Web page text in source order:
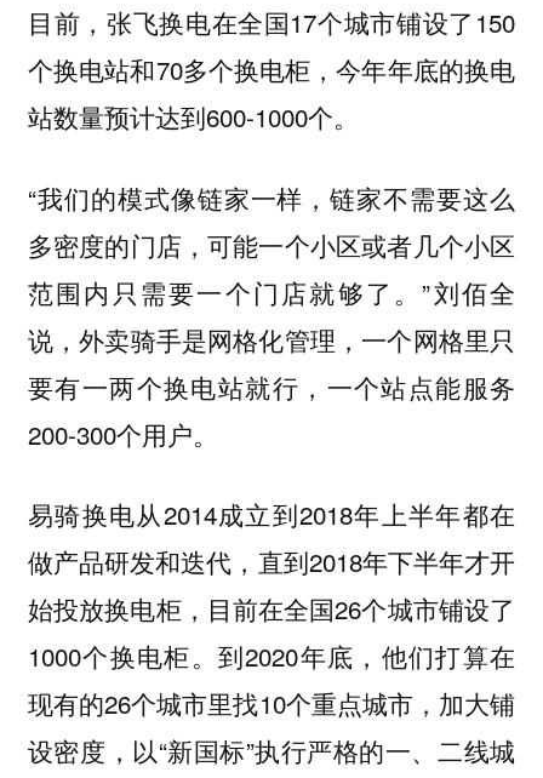
目前，张飞换电在全国17个城市铺设了150
个换电站和70多个换电柜，今年年底的换电
站数量预计达到600-1000个。
“我们的模式像链家一样，链家不需要这么
多密度的门店，可能一个小区或者几个小区
范围内只需要一个门店就够了。”刘佰全
说，外卖骑手是网格化管理，一个网格里只
要有一两个换电站就行，一个站点能服务
200-300个用户。
易骑换电从2014成立到2018年上半年都在
做产品研发和迭代，直到2018年下半年才开
始投放换电柜，目前在全国26个城市铺设了
1000个换电柜。到2020年底，他们打算在
现有的26个城市里找10个重点城市，加大铺
设密度，以“新国标”执行严格的一、二线城